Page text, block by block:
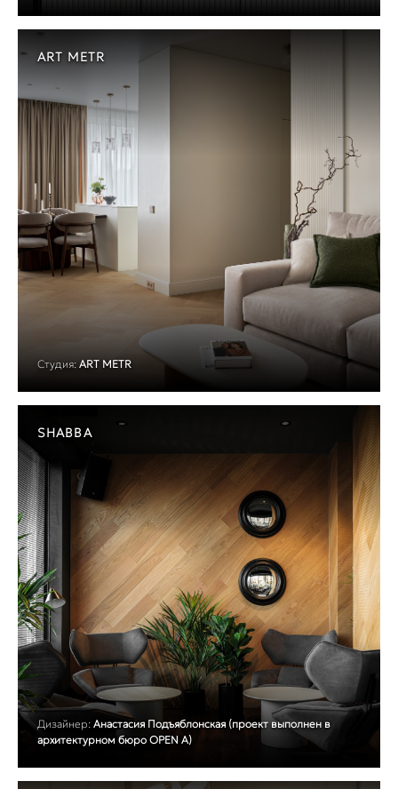
ART METR
Студия: ART METR
SHABBA
Дизайнер: Анастасия Подъяблонская (проект выполнен в
архитектурном бюро OPEN A)